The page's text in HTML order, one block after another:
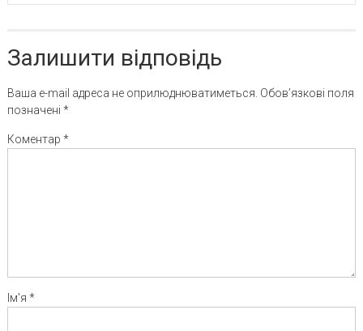
Залишити відповідь
Ваша e-mail адреса не оприлюднюватиметься. Обов’язкові поля
позначені *
Коментар *
Ім'я *